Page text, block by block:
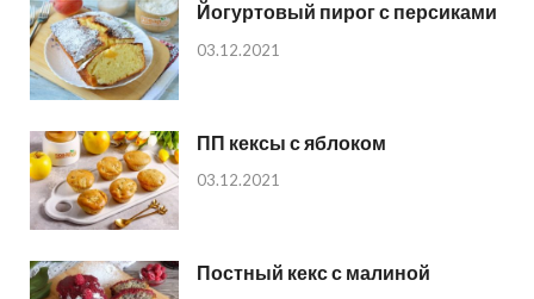
Йогуртовый пирог с персиками
03.12.2021
ПП кексы с яблоком
03.12.2021
Постный кекс с малиной